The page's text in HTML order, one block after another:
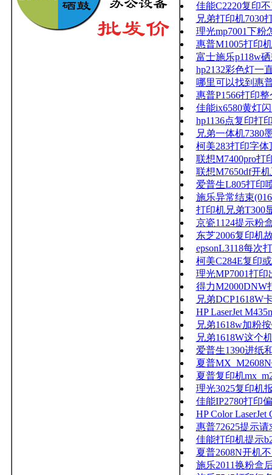
佳能C2220复印
兄弟打印机7030
理光mp7001下粉
惠普M1005打印
富士施乐p118w
hp2132彩色灯一
哪里可以找到惠
惠普P1566打印
佳能ix6580黄灯
hp1136点复印打
兄弟一体机7380
柯美283打印字
联想M7400pro打
联想M7650df开
爱普生L805打印
施乐异常结束
打印机兄弟T300
京瓷1124提示粉
东芝2006复印机
epsonL3118每次
柯美C284E复印
理光MP7001打
得力M2000DNW
兄弟DCP1618W
HP LaserJet
兄弟1618w加粉
兄弟1618W这个
爱普生1390进纸
夏普
夏普复印机
理光3025复印机
佳能IP2780打印
HP Color
惠普72625提示
佳能打印机提示
夏普2608N开机
施乐2011换粉盒